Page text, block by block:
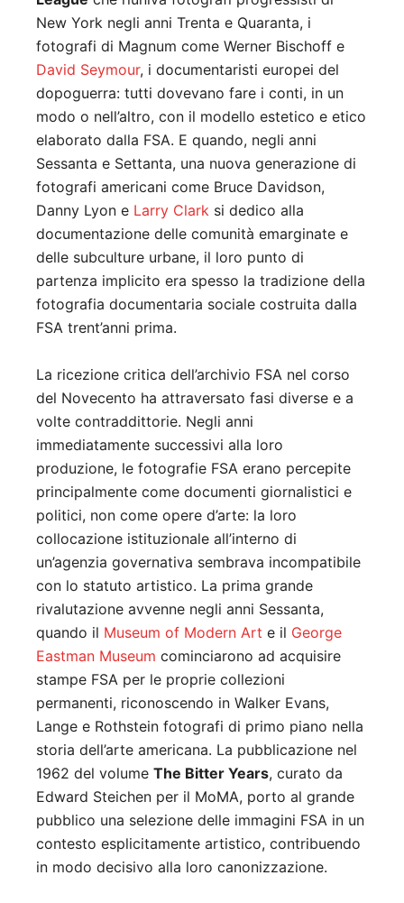
New York negli anni Trenta e Quaranta, i
fotografi di Magnum come Werner Bischoff e
David Seymour, i documentaristi europei del
dopoguerra: tutti dovevano fare i conti, in un
modo o nell’altro, con il modello estetico e etico
elaborato dalla FSA. E quando, negli anni
Sessanta e Settanta, una nuova generazione di
fotografi americani come Bruce Davidson,
Danny Lyon e Larry Clark si dedico alla
documentazione delle comunità emarginate e
delle subculture urbane, il loro punto di
partenza implicito era spesso la tradizione della
fotografia documentaria sociale costruita dalla
FSA trent’anni prima.
La ricezione critica dell’archivio FSA nel corso
del Novecento ha attraversato fasi diverse e a
volte contraddittorie. Negli anni
immediatamente successivi alla loro
produzione, le fotografie FSA erano percepite
principalmente come documenti giornalistici e
politici, non come opere d’arte: la loro
collocazione istituzionale all’interno di
un’agenzia governativa sembrava incompatibile
con lo statuto artistico. La prima grande
rivalutazione avvenne negli anni Sessanta,
quando il Museum of Modern Art e il George
Eastman Museum cominciarono ad acquisire
stampe FSA per le proprie collezioni
permanenti, riconoscendo in Walker Evans,
Lange e Rothstein fotografi di primo piano nella
storia dell’arte americana. La pubblicazione nel
1962 del volume The Bitter Years, curato da
Edward Steichen per il MoMA, porto al grande
pubblico una selezione delle immagini FSA in un
contesto esplicitamente artistico, contribuendo
in modo decisivo alla loro canonizzazione.